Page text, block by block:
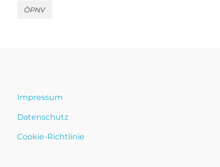
ÖPNV
Impressum
Datenschutz
Cookie-Richtlinie